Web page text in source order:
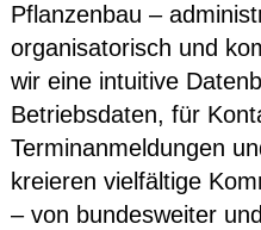
Pflanzenbau –
organisatorisch und
wir eine intuitive
Betriebsdaten, für
Terminanmeldungen
kreieren vielfältige
– von bundesweiter